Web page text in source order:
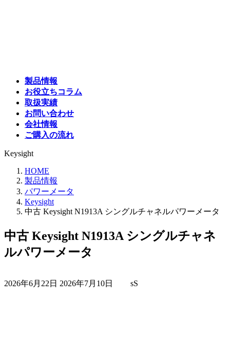
製品情報
お役立ちコラム
取扱実績
お問い合わせ
会社情報
ご購入の流れ
Keysight
HOME
製品情報
パワーメータ
Keysight
中古 Keysight N1913A シングルチャネルパワーメータ
中古 Keysight N1913A シングルチャネ
ルパワーメータ
2026年6月22日 終
2026年7月10日 sS